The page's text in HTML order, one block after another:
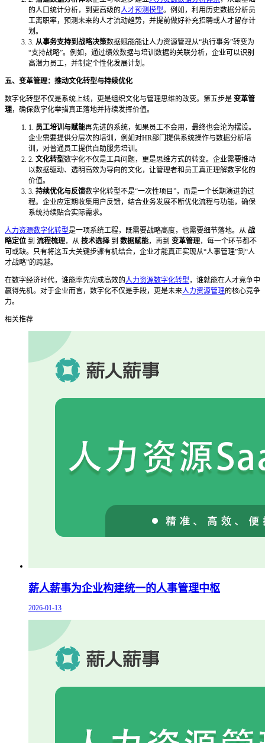
的人口统计分析，到更高级的人才预测模型。例如，利用历史数据分析员
工离职率，预测未来的人才流动趋势，并提前做好补充招聘或人才留存计
划。
3. 从事务支持到战略决策数据赋能能让人力资源管理从“执行事务”转变为
“支持战略”。例如，通过绩效数据与培训数据的关联分析，企业可以识别
高潜力员工，并制定个性化发展计划。
五、变革管理：推动文化转型与持续优化
数字化转型不仅是系统上线，更是组织文化与管理思维的改变。第五步是 变革管
理，确保数字化举措真正落地并持续发挥价值。
1. 员工培训与赋能再先进的系统，如果员工不会用，最终也会沦为摆设。
企业需要提供分层次的培训，例如对HR部门提供系统操作与数据分析培
训，对普通员工提供自助服务培训。
2. 文化转型数字化不仅是工具问题，更是思维方式的转变。企业需要推动
以数据驱动、透明高效为导向的文化，让管理者和员工真正理解数字化的
价值。
3. 持续优化与反馈数字化转型不是“一次性项目”，而是一个长期演进的过
程。企业应定期收集用户反馈，结合业务发展不断优化流程与功能，确保
系统持续贴合实际需求。
人力资源数字化转型是一项系统工程，既需要战略高度，也需要细节落地。从 战
略定位 到 流程梳理，从 技术选择到 数据赋能，再到 变革管理，每一个环节都不
可或缺。只有将这五大关键步骤有机结合，企业才能真正实现从“人事管理”到“人
才战略”的跨越。
在数字经济时代，谁能率先完成高效的人力资源数字化转型 ，谁就能在人才竞争中
赢得先机。对于企业而言，数字化不仅是手段，更是未来人力资源管理的核心竞争
力。
相关推荐
薪人薪事为企业构建统一的人事管理中枢
2026-01-13